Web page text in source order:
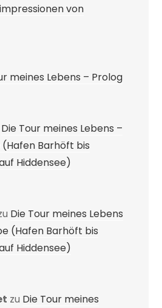
von
meines Lebens – Prolog
Die Tour meines Lebens –
Barhöft bis
Hiddensee)
Die Tour meines Lebens
(Hafen Barhöft bis
Hiddensee)
zu Die Tour meines